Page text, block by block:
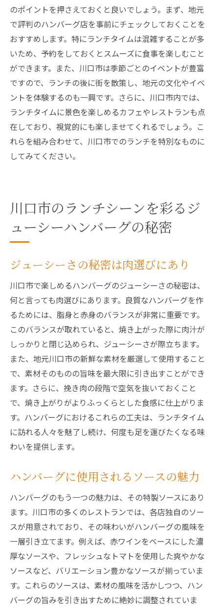
のポイントを押さえておくと良いでしょう。まず、地元
で評判のハンバーグ店を事前にチェックしておくことを
おすすめします。特にランチタイムは混雑することが多
いため、予約をしておくとスムーズに食事を楽しむこと
ができます。また、川口市は季節ごとのイベントが豊富
ですので、ランチの後に街を散策し、地元の文化やイベ
ントを体験するのも一興です。さらに、川口市内では、
ランチタイムに景色を楽しめるカフェやレストランも点
在しており、視覚的にも楽しませてくれるでしょう。こ
れらを組み合わせて、川口市でのランチを特別なものに
してみてください。
川口市のランチシーンを彩るジ
ューシーハンバーグの秘密
ジューシーさの秘密は肉選びにあり
川口市で楽しめるハンバーグのジューシーさの秘密は、
何と言っても肉選びにあります。良質なハンバーグを作
るためには、脂身と赤身のバランスが非常に重要です。
このバランスが取れていると、焼き上がった際に肉汁が
しっかりと閉じ込められ、ジューシーさが際立ちます。
また、地元川口市の新鮮な素材を厳選して使用すること
で、素材そのものの旨味を最大限に引き出すことができ
ます。さらに、挽き肉の段階で空気を抜いておくこと
で、焼き上がりがよりふっくらとした食感に仕上がりま
す。ハンバーグにおけるこれらの工夫は、ランチタイム
に訪れる人々を魅了し続け、何度も足を運びたくなる味
わいを提供します。
ハンバーグに使用されるソースの魅力
ハンバーグのもう一つの魅力は、その特製ソースにあり
ます。川口市の多くのレストランでは、各店独自のソー
スが用意されており、その味わいがハンバーグの風味を
一層引き立てます。例えば、赤ワインをベースにした濃
厚なソースや、フレッシュなトマトを使用した爽やかな
ソースなど、バリエーション豊かなソースが揃っていま
す。これらのソースは、素材の風味を活かしつつ、ハン
バーグの旨みを引き出すために絶妙に調整されていま